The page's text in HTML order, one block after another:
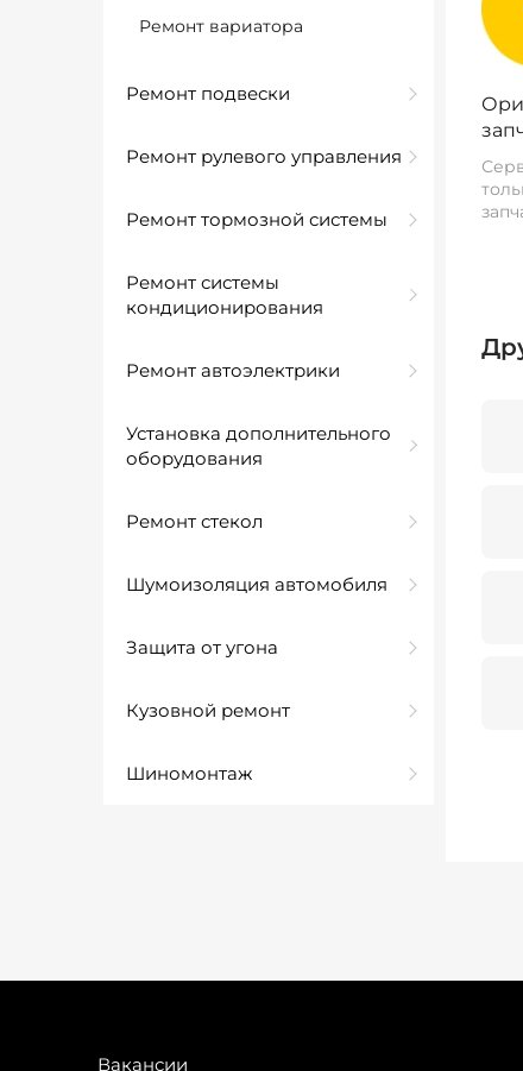
Ремонт вариатора
Ремонт подвески
Ремонт рулевого управления
Ремонт тормозной системы
Ремонт системы
кондиционирования
Ремонт автоэлектрики
Установка дополнительного
оборудования
Ремонт стекол
Шумоизоляция автомобиля
Защита от угона
Кузовной ремонт
Шиномонтаж
Вакансии